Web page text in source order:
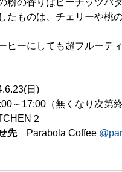
粉の香りはピーナッツバ
たものは、チェリーや桃
ヒーにしても超フルーテ
日)
～17:00（無くなり次第終
２
先
Parabola Coffee